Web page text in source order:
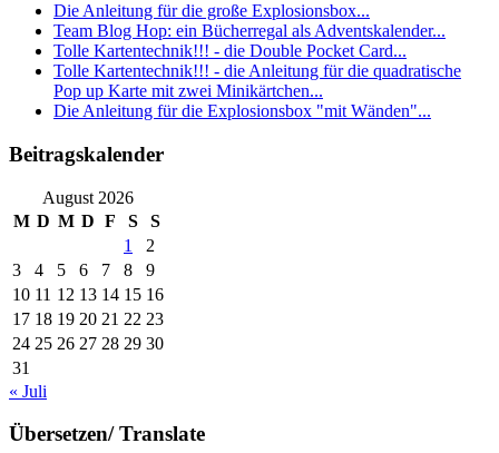
Die Anleitung für die große Explosionsbox...
Team Blog Hop: ein Bücherregal als Adventskalender...
Tolle Kartentechnik!!! - die Double Pocket Card...
Tolle Kartentechnik!!! - die Anleitung für die quadratische
Pop up Karte mit zwei Minikärtchen...
Die Anleitung für die Explosionsbox "mit Wänden"...
Beitragskalender
August 2026
M D M D F S
S
1
2
3
4 5 6 7 8
9
10 11 12 13 14 15 16
17 18 19 20 21 22 23
24 25 26 27 28 29 30
31
« Juli
Übersetzen/ Translate